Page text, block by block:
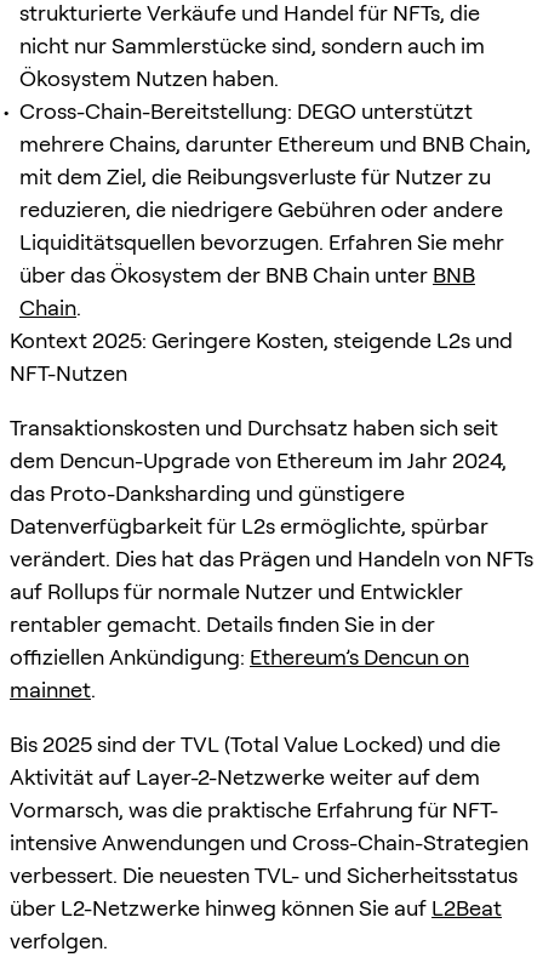
strukturierte Verkäufe und Handel für NFTs, die
nicht nur Sammlerstücke sind, sondern auch im
Ökosystem Nutzen haben.
Cross-Chain-Bereitstellung: DEGO unterstützt
mehrere Chains, darunter Ethereum und BNB Chain,
mit dem Ziel, die Reibungsverluste für Nutzer zu
reduzieren, die niedrigere Gebühren oder andere
Liquiditätsquellen bevorzugen. Erfahren Sie mehr
über das Ökosystem der BNB Chain unter BNB
Chain.
Kontext 2025: Geringere Kosten, steigende L2s und
NFT-Nutzen
Transaktionskosten und Durchsatz haben sich seit
dem Dencun-Upgrade von Ethereum im Jahr 2024,
das Proto-Danksharding und günstigere
Datenverfügbarkeit für L2s ermöglichte, spürbar
verändert. Dies hat das Prägen und Handeln von NFTs
auf Rollups für normale Nutzer und Entwickler
rentabler gemacht. Details finden Sie in der
offiziellen Ankündigung: Ethereum’s Dencun on
mainnet.
Bis 2025 sind der TVL (Total Value Locked) und die
Aktivität auf Layer-2-Netzwerke weiter auf dem
Vormarsch, was die praktische Erfahrung für NFT-
intensive Anwendungen und Cross-Chain-Strategien
verbessert. Die neuesten TVL- und Sicherheitsstatus
über L2-Netzwerke hinweg können Sie auf L2Beat
verfolgen.